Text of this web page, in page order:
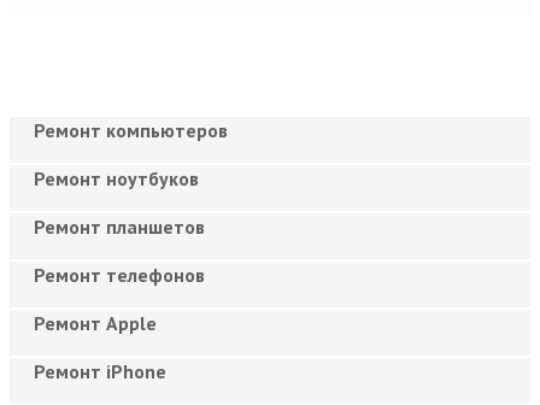
Ремонт компьютеров
Ремонт ноутбуков
Ремонт планшетов
Ремонт телефонов
Ремонт Apple
Ремонт iPhone